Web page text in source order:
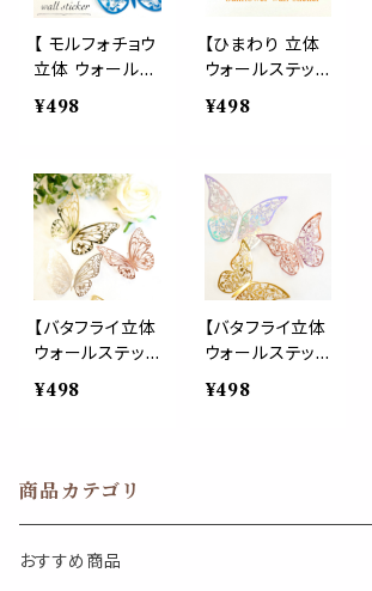
ーション ブルー
パープル グリー
ティー ウェルカ
【 モルフォチョウ
立体 ウォールス
テッカー 】オー
ロラ 2色 12ピー
各4枚) バタフラ
イ 蝶々 神秘的
幸運 壁紙 両面
テープ付き シー
ル デコレーショ
ン ブルー パープ
ル グリーン 結婚
式 パーティー
ド 3D 賃貸 ガラ
¥498
【ひまわり 立体
ウォールステッ
カー】12ピース
向日葵 ヒマワリ
両面テープ シー
ル フラワー 花
デイジー マーガ
レット DIY おし
ゃれ デコレーシ
ョン オーロラ 結
婚式 ウェルカム
ボード 賃貸
¥498
【バタフライ立体
ウォールステッ
カー】12ピース
アゲハ 蝶 3D
しゃれ デコレー
ション ゴールド
オーロラ シルバ
ー ピンク 結婚
¥498
【バタフライ立体
ウォールステッ
カー】12ピース
蝶 3D 壁紙 両
シルバー ピンク
¥498
商品カテゴリ
おすすめ商品